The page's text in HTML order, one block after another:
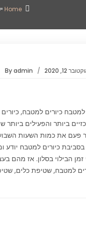
Home
12, 2020
Byadmin
למטבח כיורים למטבח,
ביותר והפעילים ביותר
פעם את כמות השעות
כיורים למטבח יודע
הבילוי בסלון. אז מהם
למטבח, שטיפת כלים,